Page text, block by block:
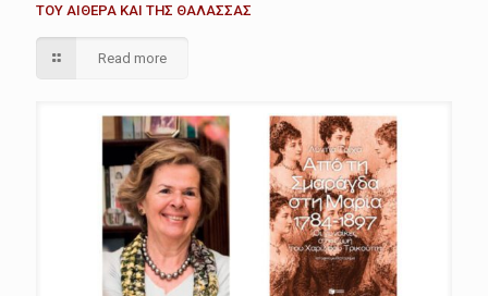
ΤΟΥ ΑΙΘΕΡΑ ΚΑΙ ΤΗΣ ΘΑΛΑΣΣΑΣ
Read more